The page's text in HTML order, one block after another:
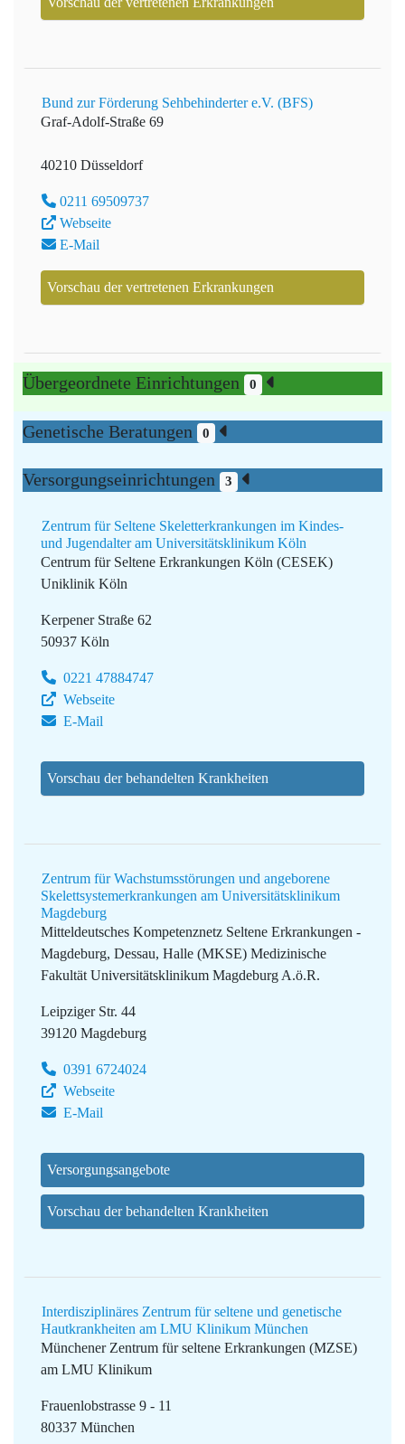
Bund zur Förderung Sehbehinderter e.V. (BFS)
Graf-Adolf-Straße 69
40210 Düsseldorf
0211 69509737
Webseite
E-Mail
Vorschau der vertretenen Erkrankungen
Übergeordnete Einrichtungen 0
Genetische Beratungen 0
Versorgungseinrichtungen 3
Zentrum für Seltene Skeletterkrankungen im Kindes-
und Jugendalter am Universitätsklinikum Köln
Centrum für Seltene Erkrankungen Köln (CESEK)
Uniklinik Köln
Kerpener Straße 62
50937 Köln
0221 47884747
Webseite
E-Mail
Vorschau der behandelten Krankheiten
Zentrum für Wachstumsstörungen und angeborene
Skelettsystemerkrankungen am Universitätsklinikum
Magdeburg
Mitteldeutsches Kompetenznetz Seltene Erkrankungen -
Magdeburg, Dessau, Halle (MKSE) Medizinische
Fakultät Universitätsklinikum Magdeburg A.ö.R.
Leipziger Str. 44
39120 Magdeburg
0391 6724024
Webseite
E-Mail
Versorgungsangebote
Vorschau der behandelten Krankheiten
Interdisziplinäres Zentrum für seltene und genetische
Hautkrankheiten am LMU Klinikum München
Münchener Zentrum für seltene Erkrankungen (MZSE)
am LMU Klinikum
Frauenlobstrasse 9 - 11
80337 München